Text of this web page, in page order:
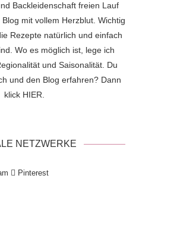
Backleidenschaft freien Lauf
mit vollem Herzblut. Wichtig
Rezepte natürlich und einfach
Wo es möglich ist, lege ich
und Saisonalität. Du
und den Blog erfahren? Dann
klick HIER
NETZWERKE
Pinterest